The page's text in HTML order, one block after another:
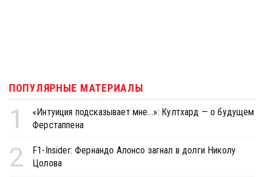
ПОПУЛЯРНЫЕ МАТЕРИАЛЫ
1
«Интуиция подсказывает мне...»: Култхард — о будущем
Ферстаппена
2
F1-Insider: Фернандо Алонсо загнал в долги Николу
Цолова